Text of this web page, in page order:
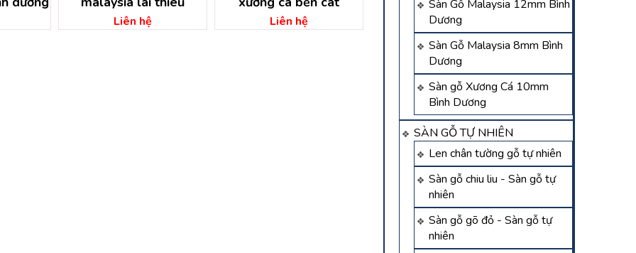
Sàn Gỗ Malaysia 12mm Bình
Dương
Sàn Gỗ Malaysia 8mm Bình
Dương
Sàn gỗ Xương Cá 10mm
Bình Dương
SÀN GỖ TỰ NHIÊN
Len chân tường gỗ tự nhiên
Sàn gỗ chiu liu - Sàn gỗ tự
nhiên
Sàn gỗ gõ đỏ - Sàn gỗ tự
nhiên
Liên hệ Liên hệ Liên hệ